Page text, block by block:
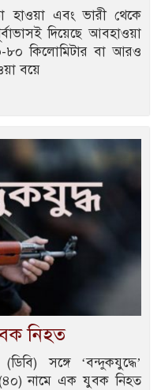
হাওয়া এবং ভারী থেকে
দিয়েছে আবহাওয়া
৮০ কিলোমিটার বা আরও
বয়ে
নিহত
সঙ্গে ‘বন্দুকযুদ্ধে’
নামে এক যুবক নিহত